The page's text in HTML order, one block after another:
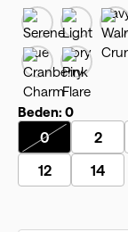
Beden: 0
0 2
12
14